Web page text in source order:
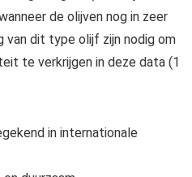
de olijven nog in zeer
van dit type olijf zijn nodig om
te verkrijgen in deze data (1
in internationale